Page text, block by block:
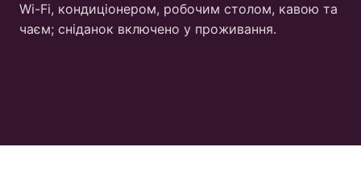
Wi-Fi, кондиціонером, робочим столом, кавою та
чаєм; сніданок включено у проживання.